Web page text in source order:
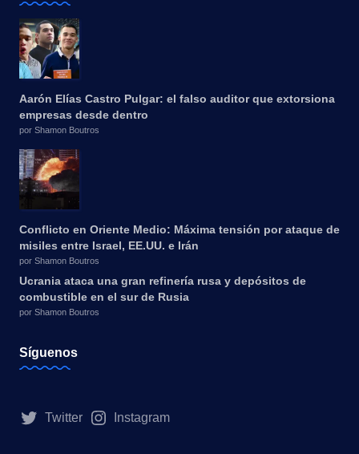
Aarón Elías Castro Pulgar: el falso auditor que extorsiona
empresas desde dentro
por Shamon Boutros
Conflicto en Oriente Medio: Máxima tensión por ataque de
misiles entre Israel, EE.UU. e Irán
por Shamon Boutros
Ucrania ataca una gran refinería rusa y depósitos de
combustible en el sur de Rusia
por Shamon Boutros
Síguenos
Twitter Instagram